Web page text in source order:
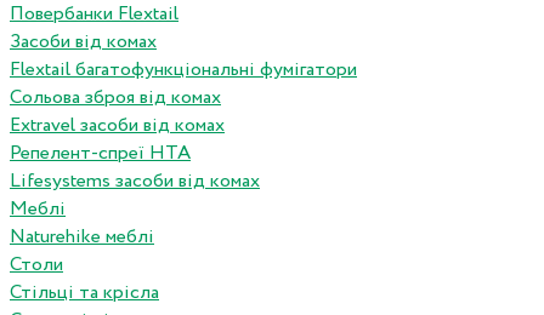
Повербанки Flextail
Засоби від комах
Flextail багатофункціональні фумігатори
Сольова зброя від комах
Extravel засоби від комах
Репелент-спреї HTA
Lifesystems засоби від комах
Меблі
Naturehike меблі
Столи
Стільці та крісла